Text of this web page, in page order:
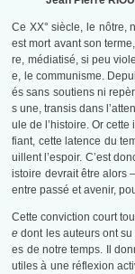
Ce XX° siècle, le nôtre,
est mort avant son
re, médiatisé, si peu
e, le communisme.
és sans soutiens ni
s une, transis dans
ule de l’histoire. Or
fiant, cette latence du
uillent l’espoir. C’est
istoire devrait être alors
entre passé et avenir,
Cette conviction court
edont les auteurs ont
es de notre temps. Il
utiles à une réflexion